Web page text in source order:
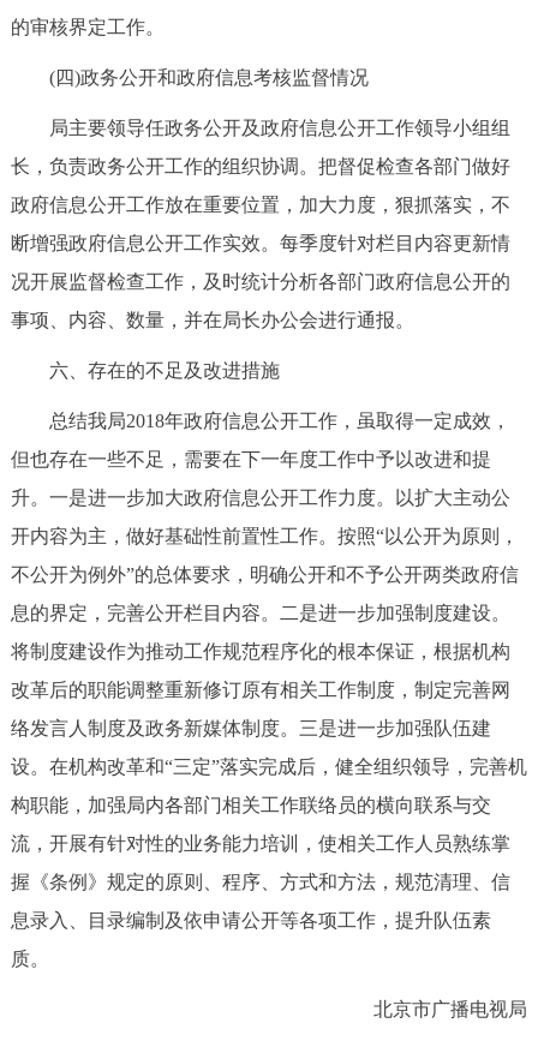
的审核界定工作。
(四)政务公开和政府信息考核监督情况
局主要领导任政务公开及政府信息公开工作领导小组组
长，负责政务公开工作的组织协调。把督促检查各部门做好
政府信息公开工作放在重要位置，加大力度，狠抓落实，不
断增强政府信息公开工作实效。每季度针对栏目内容更新情
况开展监督检查工作，及时统计分析各部门政府信息公开的
事项、内容、数量，并在局长办公会进行通报。
六、存在的不足及改进措施
总结我局2018年政府信息公开工作，虽取得一定成效，
但也存在一些不足，需要在下一年度工作中予以改进和提
升。一是进一步加大政府信息公开工作力度。以扩大主动公
开内容为主，做好基础性前置性工作。按照“以公开为原则，
不公开为例外”的总体要求，明确公开和不予公开两类政府信
息的界定，完善公开栏目内容。二是进一步加强制度建设。
将制度建设作为推动工作规范程序化的根本保证，根据机构
改革后的职能调整重新修订原有相关工作制度，制定完善网
络发言人制度及政务新媒体制度。三是进一步加强队伍建
设。在机构改革和“三定”落实完成后，健全组织领导，完善机
构职能，加强局内各部门相关工作联络员的横向联系与交
流，开展有针对性的业务能力培训，使相关工作人员熟练掌
握《条例》规定的原则、程序、方式和方法，规范清理、信
息录入、目录编制及依申请公开等各项工作，提升队伍素
质。
北京市广播电视局